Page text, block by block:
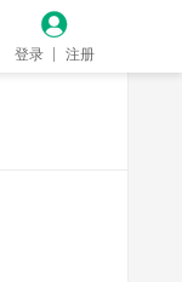

登录 注册